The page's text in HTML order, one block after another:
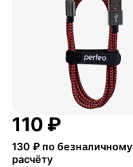
‍110‍ ₽
130 ₽ по безналичному
расчёту